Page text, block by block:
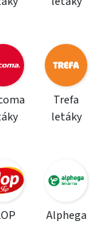
Trefa
letáky
Alphega